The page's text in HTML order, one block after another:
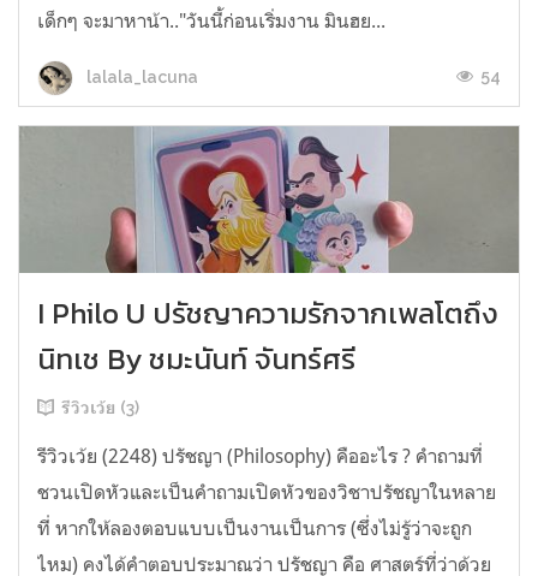
เด็กๆ จะมาหาน้า.."วันนี้ก่อนเริ่มงาน มินฮย...
lalala_lacuna 54
I Philo U ปรัชญาความรักจากเพลโตถึง
นิทเช By ชมะนันท์ จันทร์ศรี
รีวิวเว้ย (3)
รีวิวเว้ย (2248) ปรัชญา (Philosophy) คืออะไร ? คำถามที่
ชวนเปิดหัวและเป็นคำถามเปิดหัวของวิชาปรัชญาในหลาย
ที่ หากให้ลองตอบแบบเป็นงานเป็นการ (ซึ่งไม่รู้ว่าจะถูก
ไหม) คงได้คำตอบประมาณว่า ปรัชญา คือ ศาสตร์ที่ว่าด้วย